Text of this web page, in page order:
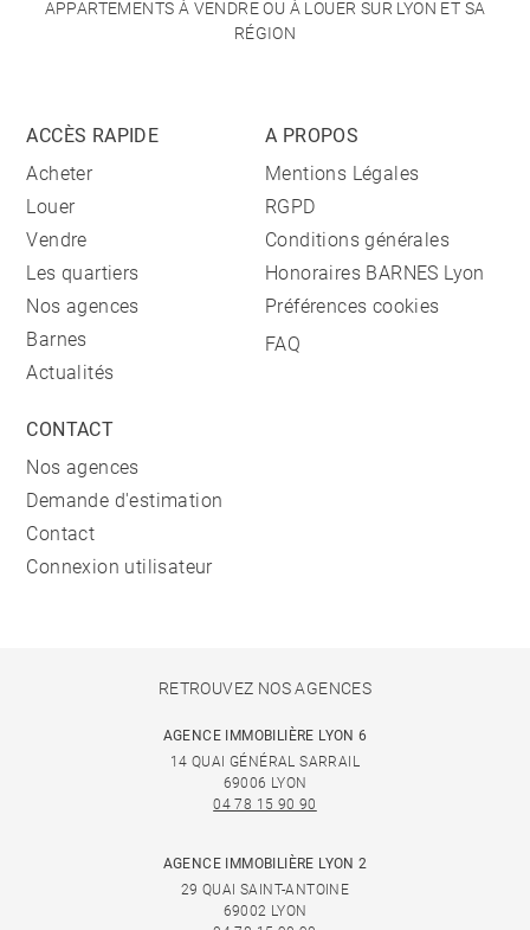
APPARTEMENTS À VENDRE OU À LOUER SUR LYON ET SA
RÉGION
ACCÈS RAPIDE
Acheter
Louer
Vendre
Les quartiers
Nos agences
Barnes
Actualités
A PROPOS
Mentions Légales
RGPD
Conditions générales
Honoraires BARNES Lyon
Préférences cookies
FAQ
CONTACT
Nos agences
Demande d'estimation
Contact
Connexion utilisateur
RETROUVEZ NOS AGENCES
AGENCE IMMOBILIÈRE LYON 6
14 QUAI GÉNÉRAL SARRAIL
69006 LYON
04 78 15 90 90
AGENCE IMMOBILIÈRE LYON 2
29 QUAI SAINT-ANTOINE
69002 LYON